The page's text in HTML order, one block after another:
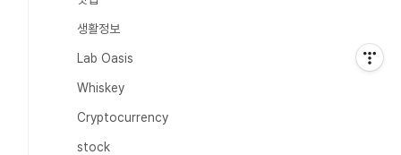
생활정보
Lab Oasis
Whiskey
Cryptocurrency
stock